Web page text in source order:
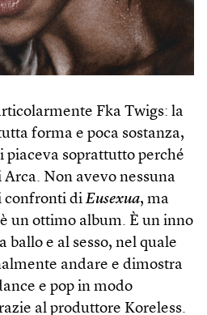
Fka Twigs: la
forma e poca sostanza,
piaceva soprattutto perché
Non avevo nessuna
confronti di Eusexua, ma
un ottimo album. È un inno
ballo e al sesso, nel quale
andare e dimostra
e pop in modo
al produttore Koreless.